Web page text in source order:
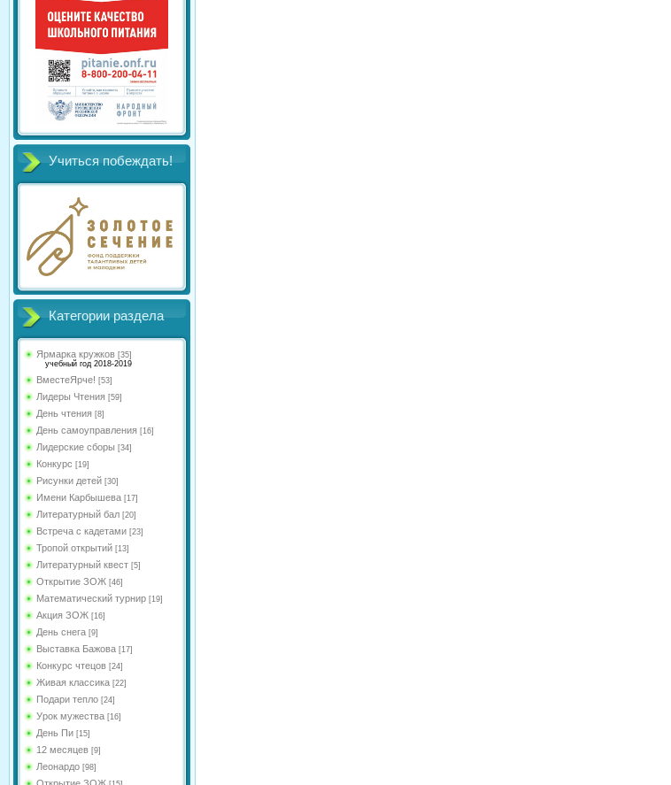
Учиться побеждать!
Категории раздела
Ярмарка кружков [35]
учебный год 2018-2019
ВместеЯрче! [53]
Лидеры Чтения [59]
День чтения [8]
День самоуправления [16]
Лидерские сборы [34]
Конкурс [19]
Рисунки детей [30]
Имени Карбышева [17]
Литературный бал [20]
Встреча с кадетами [23]
Тропой открытий [13]
Литературный квест [5]
Открытие ЗОЖ [46]
Математический турнир [19]
Акция ЗОЖ [16]
День снега [9]
Выставка Бажова [17]
Конкурс чтецов [24]
Живая классика [22]
Подари тепло [24]
Урок мужества [16]
День Пи [15]
12 месяцев [9]
Леонардо [98]